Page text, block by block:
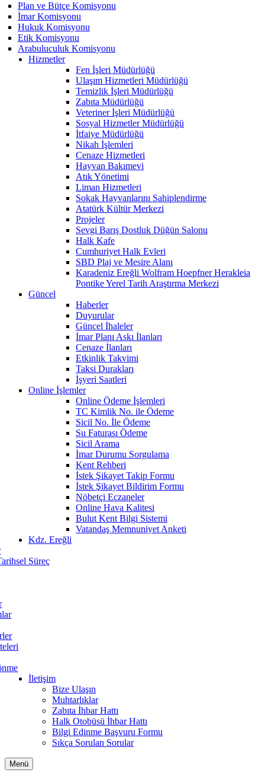
Plan ve Bütçe Komisyonu
İmar Komisyonu
Hukuk Komisyonu
Etik Komisyonu
Arabuluculuk Komisyonu
Hizmetler
Fen İşleri Müdürlüğü
Ulaşım Hizmetleri Müdürlüğü
Temizlik İşleri Müdürlüğü
Zabıta Müdürlüğü
Veteriner İşleri Müdürlüğü
Sosyal Hizmetler Müdürlüğü
İtfaiye Müdürlüğü
Nikah İşlemleri
Cenaze Hizmetleri
Hayvan Bakımevi
Atık Yönetimi
Liman Hizmetleri
Sokak Hayvanlarını Sahiplendirme
Atatürk Kültür Merkezi
Projeler
Sevgi Barış Dostluk Düğün Salonu
Halk Kafe
Cumhuriyet Halk Evleri
SBD Plaj ve Mesire Alanı
Karadeniz Ereğli Wolfram Hoepfner Herakleia
Pontike Yerel Tarih Araştırma Merkezi
Güncel
Haberler
Duyurular
Güncel İhaleler
İmar Planı Askı İlanları
Cenaze İlanları
Etkinlik Takvimi
Taksi Durakları
İşyeri Saatleri
Online İşlemler
Online Ödeme İşlemleri
TC Kimlik No. ile Ödeme
Sicil No. İle Ödeme
Su Faturası Ödeme
Sicil Arama
İmar Durumu Sorgulama
Kent Rehberi
İstek Şikayet Takip Formu
İstek Şikayet Bildirim Formu
Nöbetçi Eczaneler
Online Hava Kalitesi
Bulut Kent Bilgi Sistemi
Vatandaş Memnuniyet Anketi
Kdz. Ereğli
Süreç
İletişim
Bize Ulaşın
Muhtarlıklar
Zabıta İhbar Hattı
Halk Otobüsü İhbar Hattı
Bilgi Edinme Başvuru Formu
Sıkça Sorulan Sorular
Menü